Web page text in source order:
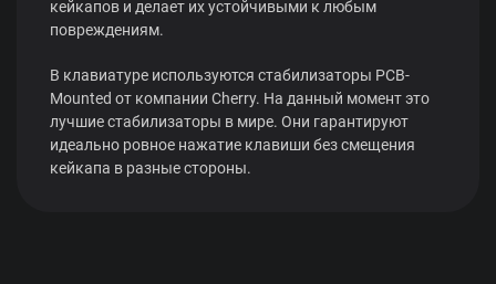
кейкапов и делает их устойчивыми к любым
повреждениям.
В клавиатуре используются стабилизаторы PCB-
Mounted от компании Cherry. На данный момент это
лучшие стабилизаторы в мире. Они гарантируют
идеально ровное нажатие клавиши без смещения
кейкапа в разные стороны.